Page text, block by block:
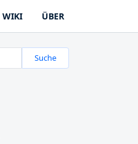
WIKI ÜBER
Suche